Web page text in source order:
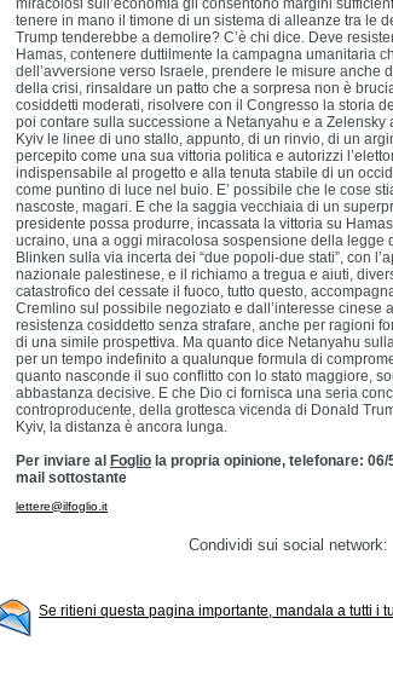
miracolosi sull’economia gli consentono margini
tenere in mano il timone di un sistema di alleanze tra le
Trump tenderebbe a demolire? C’è chi dice. Deve
Hamas, contenere duttilmente la campagna umanitaria
dell’avversione verso Israele, prendere le misure anche
della crisi, rinsaldare un patto che a sorpresa non è
cosiddetti moderati, risolvere con il Congresso la storia
poi contare sulla successione a Netanyahu e a
Kyiv le linee di uno stallo, appunto, di un rinvio, di un
percepito come una sua vittoria politica e autorizzi
indispensabile al progetto e alla tenuta stabile di un
come puntino di luce nel buio. E’ possibile che le cose
nascoste, magari. E che la saggia vecchiaia di un
presidente possa produrre, incassata la vittoria su
ucraino, una a oggi miracolosa sospensione della legge
Blinken sulla via incerta dei “due popoli-due stati”, con
nazionale palestinese, e il richiamo a tregua e aiuti,
catastrofico del cessate il fuoco, tutto questo,
Cremlino sul possibile negoziato e dall’interesse cinese
resistenza cosiddetto senza strafare, anche per ragioni
di una simile prospettiva. Ma quanto dice Netanyahu
per un tempo indefinito a qualunque formula di
quanto nasconde il suo conflitto con lo stato maggiore,
abbastanza decisive. E che Dio ci fornisca una seria
controproducente, della grottesca vicenda di Donald
Kyiv, la distanza è ancora lunga.
Per inviare al Foglio la propria opinione, telefonare:
mail sottostante
lettere@ilfoglio.it
Condividi sui social network:
Se ritieni questa pagina importante, mandala a tutti i